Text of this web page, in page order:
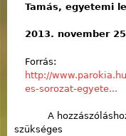
Tamás, egyetemi
2013. november
Forrás:
http://
es-sorozat-egyete...
A
szükséges